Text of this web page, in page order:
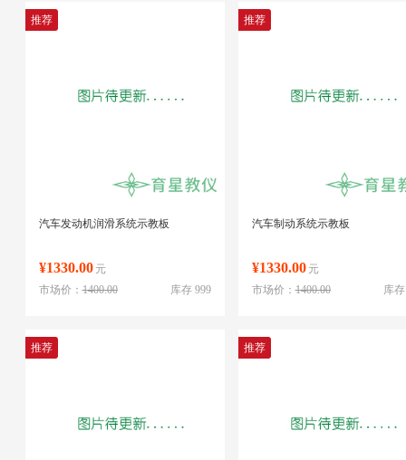
推荐
汽车发动机润滑系统示教板
¥1330.00 元
库存 999
市场价：1400.00
推荐
汽车制动系统示教板
¥1330.00 元
库
市场价：1400.00
推荐 推荐